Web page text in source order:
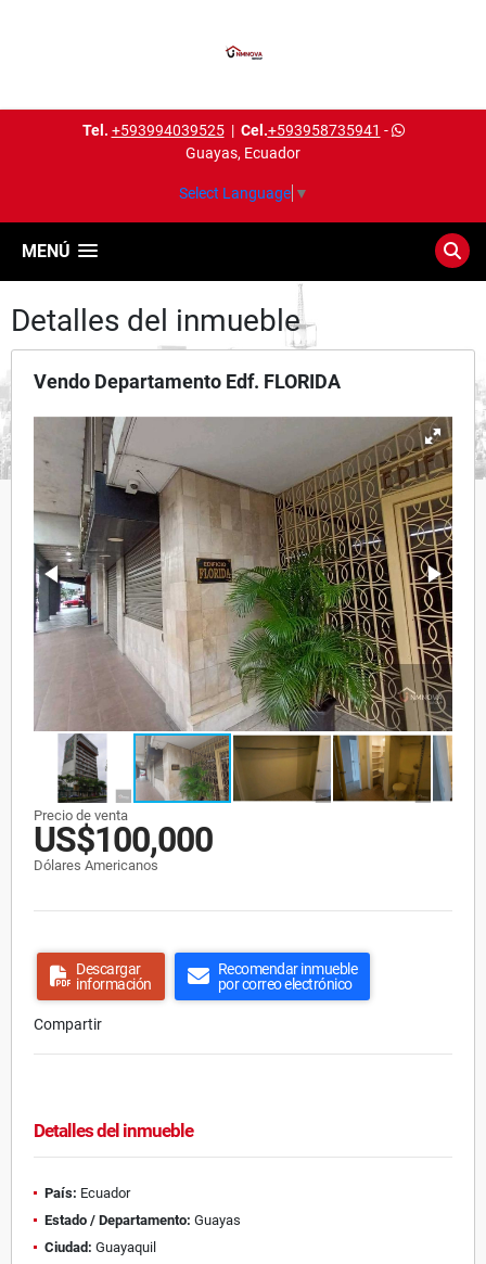
Tel. +593994039525| Cel.+593958735941 -
Guayas, Ecuador
Select Language ▼
MENÚ
Detalles del inmueble
Vendo Departamento Edf. FLORIDA
Precio de venta
US$100,000
Dólares Americanos
Descargar
información
Recomendar inmueble
por correo electrónico
Compartir
Detalles del inmueble
País: Ecuador
Estado / Departamento: Guayas
Ciudad: Guayaquil